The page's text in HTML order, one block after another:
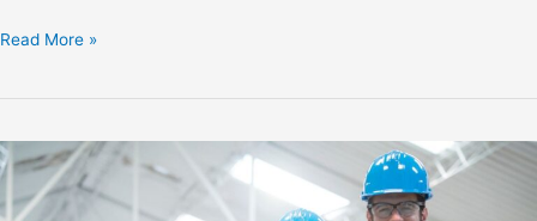
Read More »
THE
FEDERAL
SKILLED